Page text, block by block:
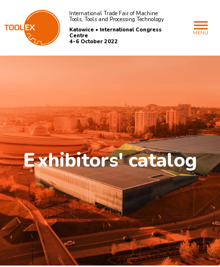
International Trade Fair of Machine
Tools, Tools and Processing Technology
Katowice • International Congress
Centre
4-6 October 2022
MENU
Exhibitors' catalog